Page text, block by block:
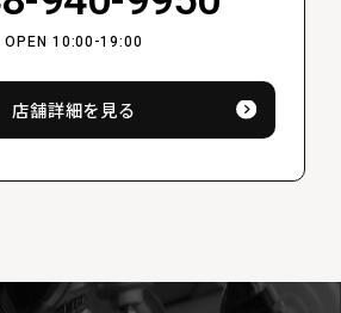
OPEN 10:00-19:00
店舗詳細を見る